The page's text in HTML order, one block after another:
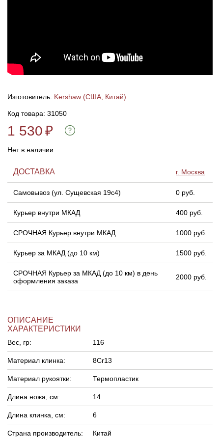
Изготовитель: Kershaw (США, Китай)
Код товара: 31050
1 530₽
Нет в наличии
ДОСТАВКА г. Москва
Самовывоз (ул. Сущевская 19с4) 0 руб.
Курьер внутри МКАД 400 руб.
СРОЧНАЯ Курьер внутри МКАД 1000 руб.
Курьер за МКАД (до 10 км) 1500 руб.
СРОЧНАЯ Курьер за МКАД (до 10 км) в день
оформления заказа
2000 руб.
ОПИСАНИЕ
ХАРАКТЕРИСТИКИ
Вес, гр: 116
Материал клинка: 8Cr13
Материал рукоятки: Термопластик
Длина ножа, см: 14
Длина клинка, см: 6
Страна производитель: Китай
Кликеры для лука
Плунжеры для лука